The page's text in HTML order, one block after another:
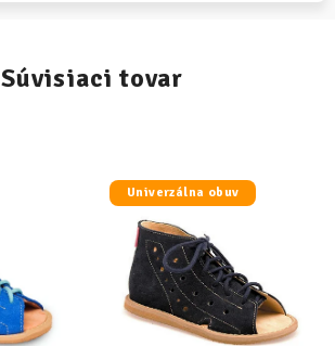
Súvisiaci tovar
Univerzálna obuv